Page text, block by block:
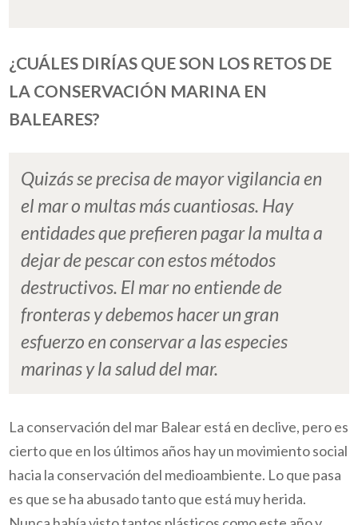
¿CUÁLES DIRÍAS QUE SON LOS RETOS DE
LA CONSERVACIÓN MARINA EN
BALEARES?
Quizás se precisa de mayor vigilancia en
el mar o multas más cuantiosas. Hay
entidades que prefieren pagar la multa a
dejar de pescar con estos métodos
destructivos. El mar no entiende de
fronteras y debemos hacer un gran
esfuerzo en conservar a las especies
marinas y la salud del mar.
La conservación del mar Balear está en declive, pero es
cierto que en los últimos años hay un movimiento social
hacia la conservación del medioambiente. Lo que pasa
es que se ha abusado tanto que está muy herida.